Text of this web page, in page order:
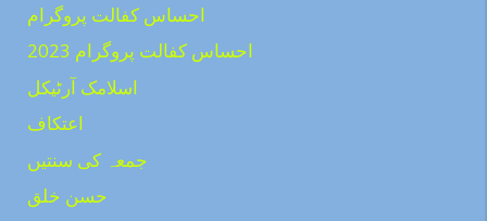
احساس کفالت پروگرام
احساس کفالت پروگرام 2023
اسلامک آرٹیکل
اعتکاف
جمعہ کی سنتیں
حسن خلق